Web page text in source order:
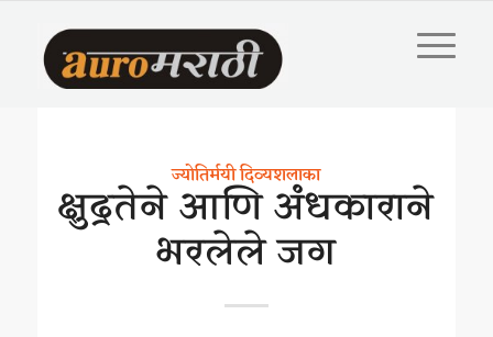
ज्योतिर्मयी दिव्यशलाका
क्षुद्रतेने आणि अंधकाराने
भरलेले जग